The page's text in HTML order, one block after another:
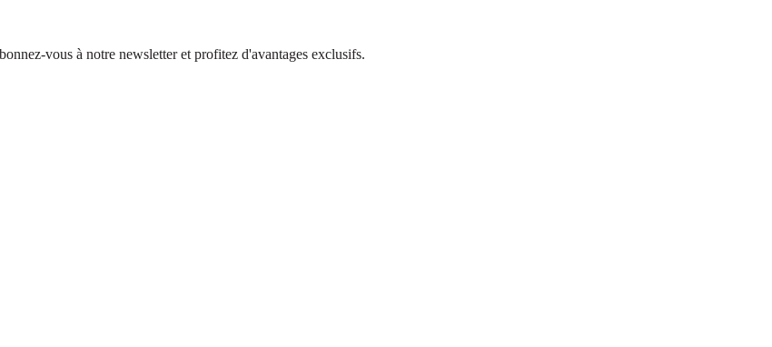
vous à notre newsletter et profitez d'avantages exclusifs.